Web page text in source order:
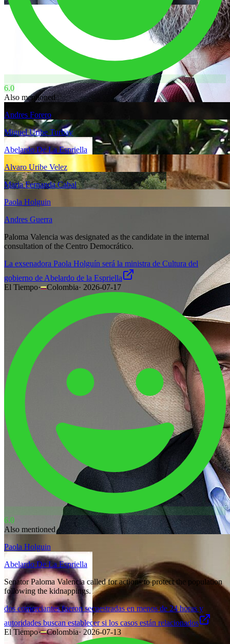
6.0
Also mentioned
Andres Forero
Miguel Uribe Turbay
Abelardo De La Espriella
Alvaro Uribe Velez
Maria Fernanda Cabal
Paola Holguin
Andres Guerra
Paloma Valencia was designated as the candidate in the internal
consultation of the Centro Democrático.
La exsenadora Paola Holguín será la ministra de Cultura del
gobierno de Abelardo de la Espriella
El Tiempo· Colombia· 2026-07-17
6.0
Also mentioned
Paola Holguin
Abelardo De La Espriella
Senator Paloma Valencia called for actions to protect the population
following the kidnappings.
dos comerciantes fueron secuestradas en menos de 24 horas y
autoridades buscan establecer si los casos están relacionados
El Tiempo· Colombia· 2026-07-13